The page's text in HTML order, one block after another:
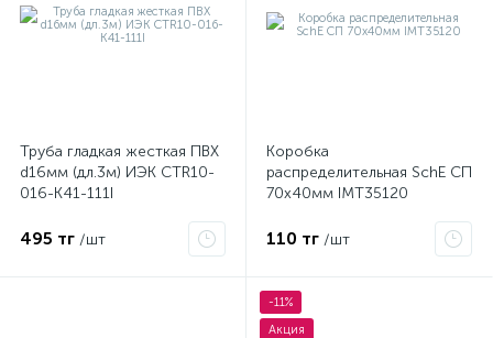
Труба гладкая жесткая ПВХ
d16мм (дл.3м) ИЭК CTR10-
016-K41-111I
495 тг /шт
Коробка
распределительная SchE СП
70х40мм IMT35120
110 тг /шт
-11%
Акция